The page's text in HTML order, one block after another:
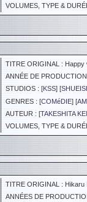
VOLUMES, TYPE &
TITRE ORIGINAL : Happy
ANNÉE DE
STUDIOS : [KSS] [
GENRES : [COMéDIE] [
AUTEUR : [TAKESHITA
VOLUMES, TYPE &
TITRE ORIGINAL : Hikaru
ANNÉES DE